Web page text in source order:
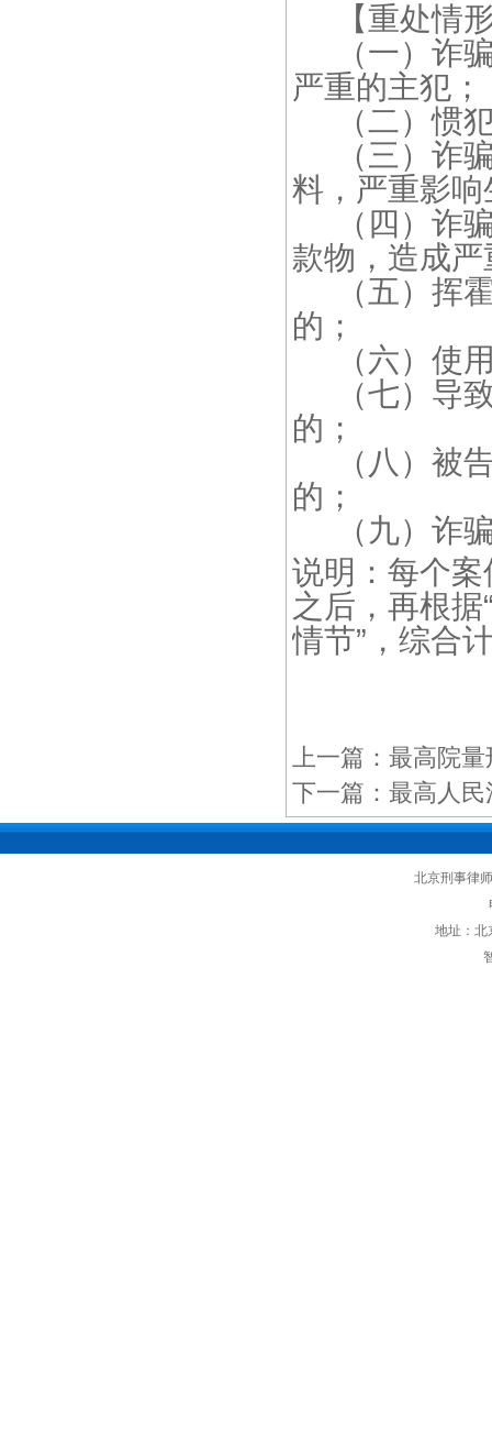
【重处情形
（一）诈骗
严重的主犯；
（二）惯犯
（三）诈骗
料，严重影
（四）诈骗
款物，造成
（五）挥霍
的；
（六）使用
（七）导致
的；
（八）被告
的；
（九）诈
说明：每个
之后，再根
情节”，综合
上一篇： 最高院
下一篇： 最高人
北京刑事律
地址：北